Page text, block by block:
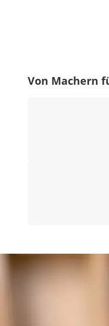
Von Machern